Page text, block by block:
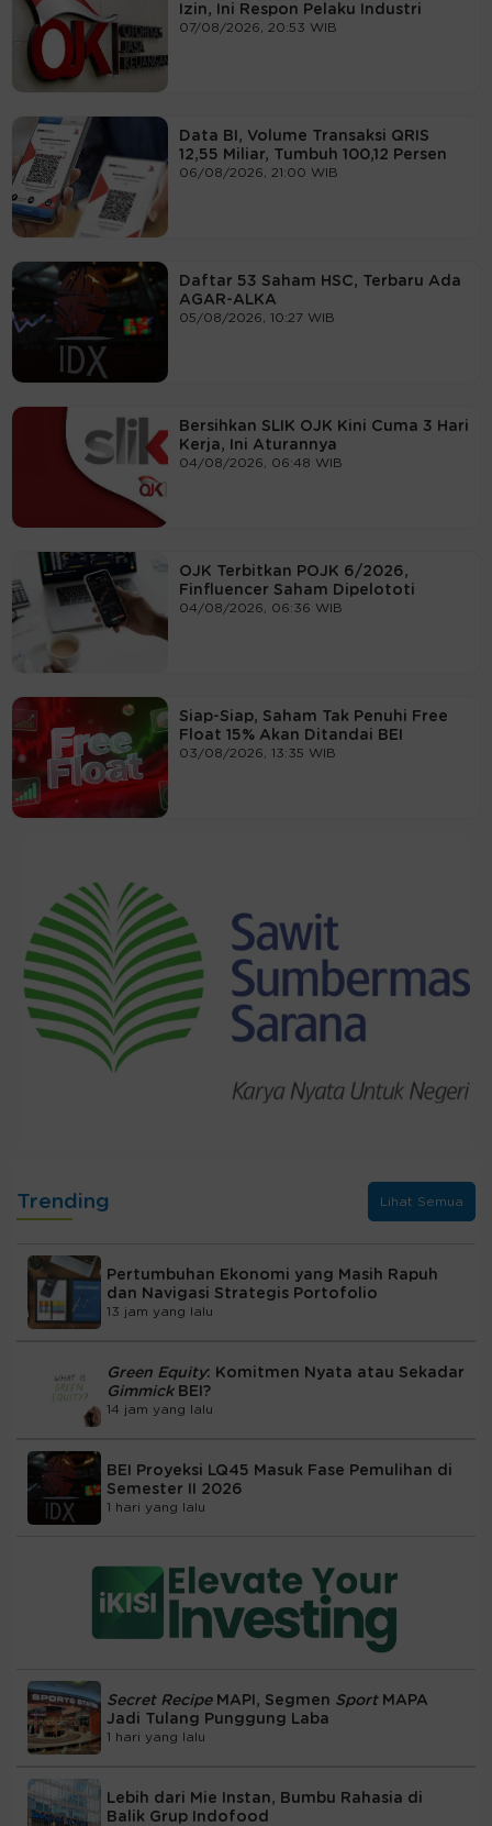
Izin, Ini Respon Pelaku Industri
07/08/2026, 20:53 WIB
Data BI, Volume Transaksi QRIS
12,55 Miliar, Tumbuh 100,12 Persen
06/08/2026, 21:00 WIB
Daftar 53 Saham HSC, Terbaru Ada
AGAR-ALKA
05/08/2026, 10:27 WIB
Bersihkan SLIK OJK Kini Cuma 3 Hari
Kerja, Ini Aturannya
04/08/2026, 06:48 WIB
OJK Terbitkan POJK 6/2026,
Finfluencer Saham Dipelototi
04/08/2026, 06:36 WIB
Siap-Siap, Saham Tak Penuhi Free
Float 15% Akan Ditandai BEI
03/08/2026, 13:35 WIB
Trending Lihat Semua
Pertumbuhan Ekonomi yang Masih Rapuh
dan Navigasi Strategis Portofolio
13 jam yang lalu
Green Equity: Komitmen Nyata atau Sekadar
Gimmick BEI?
14 jam yang lalu
BEI Proyeksi LQ45 Masuk Fase Pemulihan di
Semester II 2026
1 hari yang lalu
Secret RecipeMAPI, Segmen Sport MAPA
Jadi Tulang Punggung Laba
1 hari yang lalu
Lebih dari Mie Instan, Bumbu Rahasia di
Balik Grup Indofood